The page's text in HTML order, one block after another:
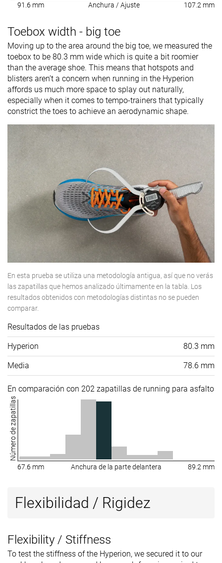
91.6 mm Anchura / Ajuste 107.2 mm
Toebox width - big toe
Moving up to the area around the big toe, we measured the
toebox to be 80.3 mm wide which is quite a bit roomier
than the average shoe. This means that hotspots and
blisters aren’t a concern when running in the Hyperion
affords us much more space to splay out naturally,
especially when it comes to tempo-trainers that typically
constrict the toes to achieve an aerodynamic shape.
En esta prueba se utiliza una metodología antigua, así que no verás
las zapatillas que hemos analizado últimamente en la tabla. Los
resultados obtenidos con metodologías distintas no se pueden
comparar.
Resultados de las pruebas
Hyperion 80.3 mm
Media 78.6 mm
En comparación con 202 zapatillas de running para asfalto
Número de zapatillas
67.6 mm Anchura de la parte delantera 89.2 mm
Flexibilidad / Rigidez
Flexibility / Stiffness
To test the stiffness of the Hyperion, we secured it to our